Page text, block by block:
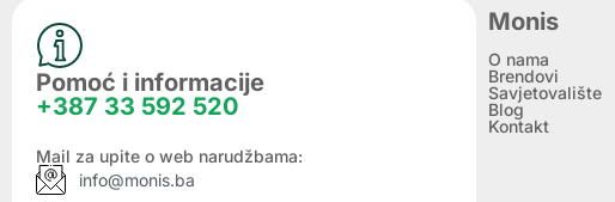
Pomoć i informacije
+387 33 592 520
Mail za upite o web narudžbama:
info@monis.ba
Monis
O nama
Brendovi
Savjetovalište
Blog
Kontakt